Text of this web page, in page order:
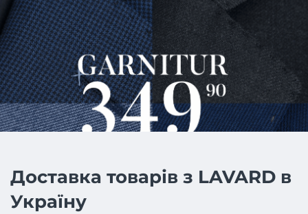
Доставка товарів з LAVARD в
Україну